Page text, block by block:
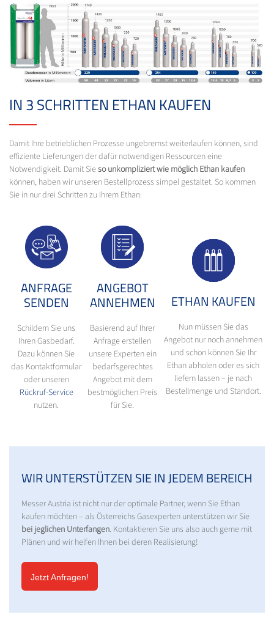
IN 3 SCHRITTEN ETHAN KAUFEN
Damit Ihre betrieblichen Prozesse ungebremst weiterlaufen können, sind
effiziente Lieferungen der dafür notwendigen Ressourcen eine
Notwendigkeit. Damit Sieso unkompliziert wie möglich Ethan kaufen
können, haben wir unseren Bestellprozess simpel gestaltet. So kommen
Sie in nur drei Schritten zu Ihrem Ethan:
ANFRAGE
SENDEN
Schildern Sie uns
Ihren Gasbedarf.
Dazu können Sie
das Kontaktformular
oder unseren
Rückruf-Service
nutzen.
ANGEBOT
ANNEHMEN
Basierend auf Ihrer
Anfrage erstellen
unsere Experten ein
bedarfsgerechtes
Angebot mit dem
bestmöglichen Preis
für Sie.
ETHAN KAUFEN
Nun müssen Sie das
Angebot nur noch annehmen
und schon können Sie Ihr
Ethan abholen oder es sich
liefern lassen – je nach
Bestellmenge und Standort.
WIR UNTERSTÜTZEN SIE IN JEDEM BEREICH
Messer Austria ist nicht nur der optimale Partner, wenn Sie Ethan
kaufen möchten – als Österreichs Gasexperten unterstützen wir Sie
bei jeglichen Unterfangen. Kontaktieren Sie uns also auch gerne mit
Plänen und wir helfen Ihnen bei deren Realisierung!
Jetzt Anfragen!